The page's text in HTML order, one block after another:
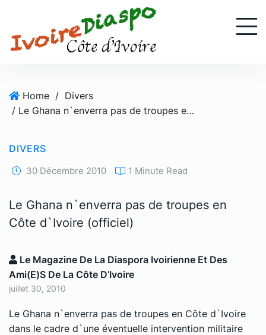
Home / Divers
/ Le Ghana n`enverra pas de troupes en Côte d`Ivoire (officiel)
DIVERS
30 Décembre 2010 1 Minute Read
Le Ghana n`enverra pas de troupes en
Côte d`Ivoire (officiel)
Le Magazine De La Diaspora Ivoirienne Et Des
Ami(e)s De La Côte D’Ivoire
juillet 30, 2010
Le Ghana n`enverra pas de troupes en Côte d`Ivoire
dans le cadre d`une éventuelle intervention militaire